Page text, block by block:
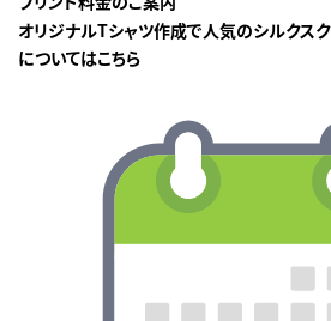
オリジナルTシャツ作成で人気のシルクス
についてはこちら